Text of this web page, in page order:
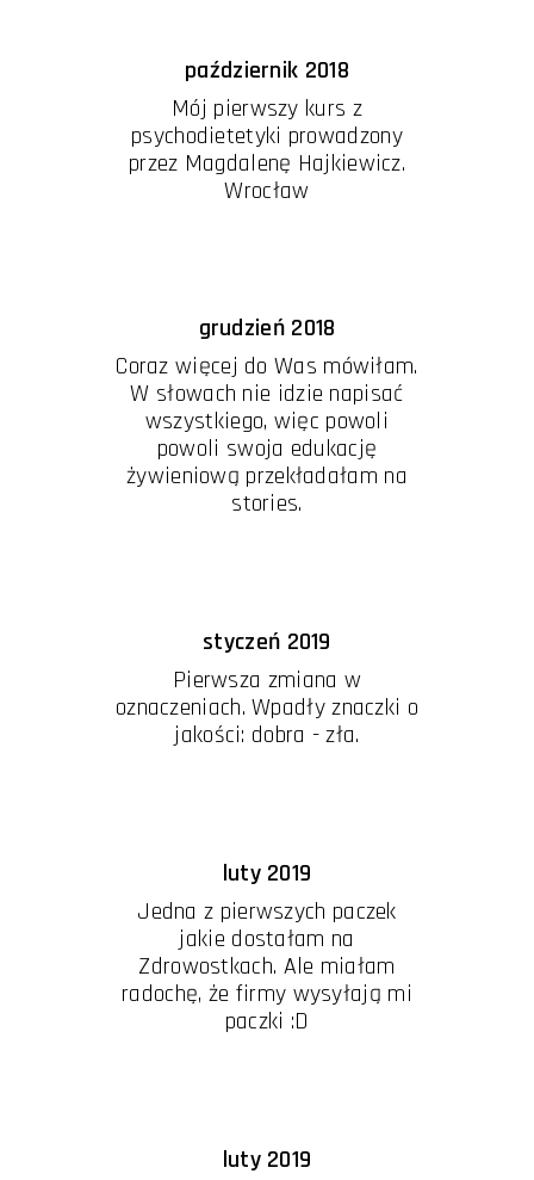
październik 2018
Mój pierwszy kurs z
psychodietetyki prowadzony
przez Magdalenę Hajkiewicz.
Wrocław
grudzień 2018
Coraz więcej do Was mówiłam.
W słowach nie idzie napisać
wszystkiego, więc powoli
powoli swoja edukację
żywieniową przekładałam na
stories.
styczeń 2019
Pierwsza zmiana w
oznaczeniach. Wpadły znaczki o
jakości: dobra - zła.
luty 2019
Jedna z pierwszych paczek
jakie dostałam na
Zdrowostkach. Ale miałam
radochę, że firmy wysyłają mi
paczki :D
luty 2019